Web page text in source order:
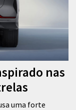
nas
uma forte